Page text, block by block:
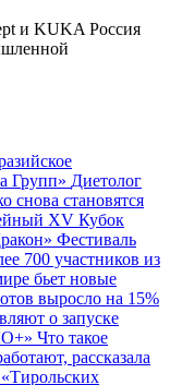
и KUKA Россия
Групп» Диетолог
снова становятся
XV Кубок
Фестиваль
700 участников из
бьет новые
выросло на 15%
о запуске
Что такое
рассказала